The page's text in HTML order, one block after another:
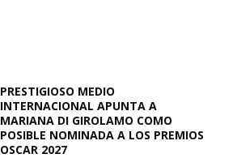
PRESTIGIOSO MEDIO
INTERNACIONAL APUNTA A
MARIANA DI GIROLAMO COMO
POSIBLE NOMINADA A LOS PREMIOS
OSCAR 2027